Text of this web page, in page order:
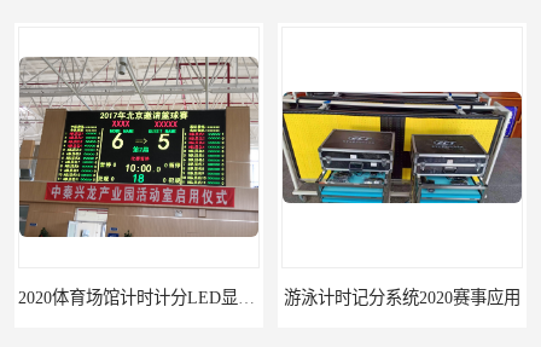
游泳计时记分系统2020赛事应用